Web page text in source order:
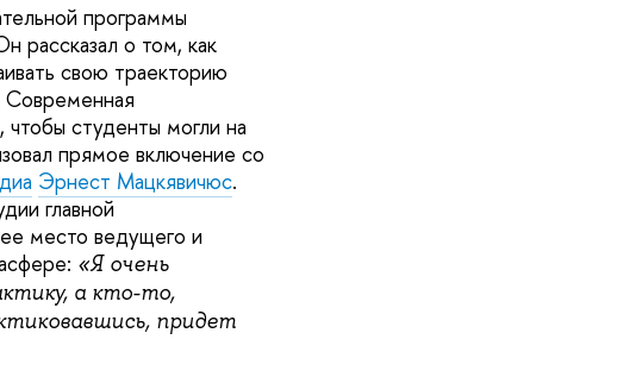
программы
рассказал о том, как
свою траекторию
Современная
студенты могли на
прямое включение со
Эрнест Мацкявичюс.
главной
место ведущего и
«Я очень
а кто-то,
придет